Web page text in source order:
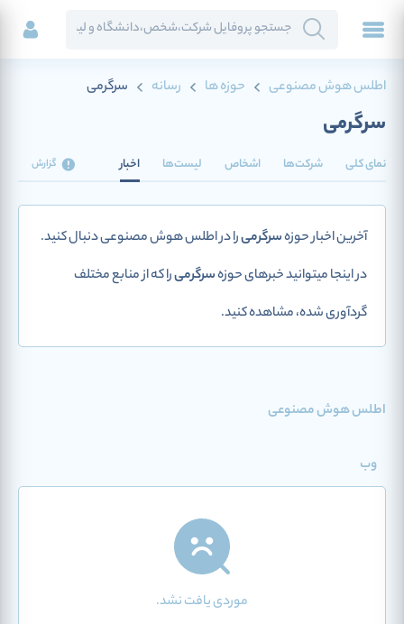
اطلس هوش مصنوعی حوزه ها رسانه سرگرمی
سرگرمی
نمای کلی شرکت‌ها اشخاص لیست‌ها اخبار گزارش
آخرین اخبار حوزهسرگرمیرا در اطلس هوش مصنوعی دنبال کنید.
در اینجا میتوانید خبرهای حوزهسرگرمیرا که از منابع مختلف
گردآوری شده، مشاهده کنید.
اطلس هوش مصنوعی
وب
موردی یافت نشد.